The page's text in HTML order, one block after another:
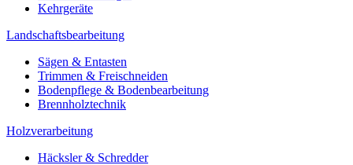
Kehrgeräte
Landschaftsbearbeitung
Sägen & Entasten
Trimmen & Freischneiden
Bodenpflege & Bodenbearbeitung
Brennholztechnik
Holzverarbeitung
Häcksler & Schredder